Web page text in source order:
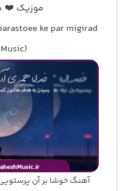
موزیک ❤️
ke par migirad
آهنگ خوشا بر آن پرستویی